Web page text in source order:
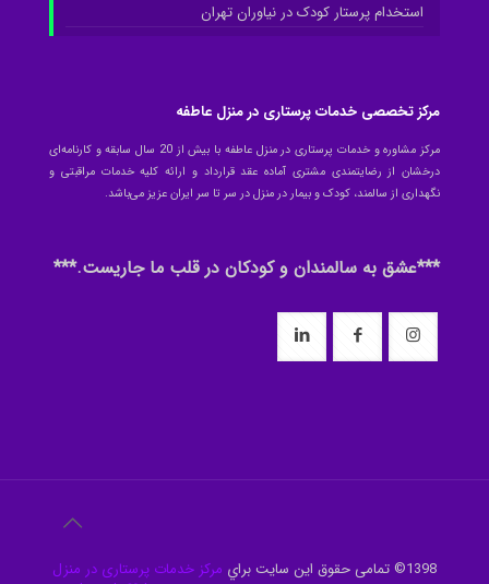
استخدام پرستار کودک در نیاوران تهران
مرکز تخصصی خدمات پرستاری در منزل عاطفه
مرکز مشاوره و خدمات پرستاری در منزل عاطفه با بیش از 20 سال سابقه و کارنامه‌ای
درخشان از رضایتمندی مشتری آماده عقد قرارداد و ارائه کلیه خدمات مراقبتی و
نگهداری از سالمند، کودک و بیمار در منزل در سر تا سر ایران عزیز می‌باشد.
***عشق به سالمندان و کودکان در قلب ما جاریست.***
1398© تمامی حقوق این سایت براي
مرکز خدمات پرستاری در منزل